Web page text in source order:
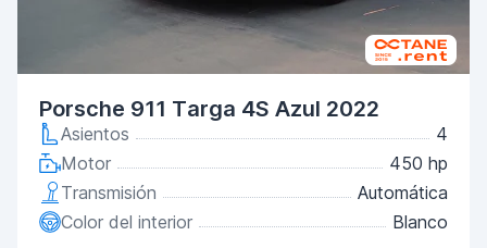
Porsche 911 Targa 4S Azul 2022
Asientos
4
Motor
450 hp
Transmisión
Automática
Color del interior
Blanco